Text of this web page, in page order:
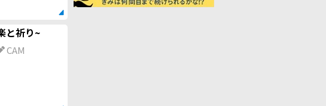
と祈り~
CAM